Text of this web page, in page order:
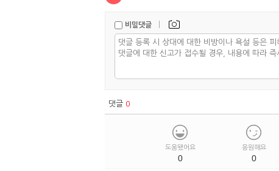
비밀댓글 |
댓글 0
도움됐어요
0
응원해요
0